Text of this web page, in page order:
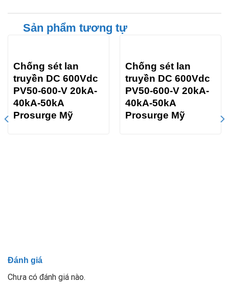
Sản phẩm tương tự
Chống sét lan
truyền DC 600Vdc
PV50-600-V 20kA-
40kA-50kA
Prosurge Mỹ
Chống sét lan
truyền DC 600Vdc
PV50-600-V 20kA-
40kA-50kA
Prosurge Mỹ
Đánh giá
Chưa có đánh giá nào.